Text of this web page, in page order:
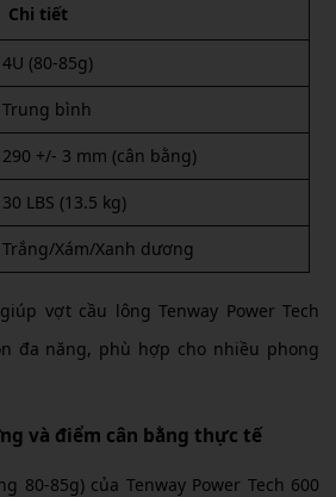
Chi tiết
4U (80-85g)
Trung bình
290 +/- 3 mm (cân bằng)
30 LBS (13.5 kg)
Trắng/Xám/Xanh dương
vợt cầu lông Tenway Power Tech
đa năng, phù hợp cho nhiều phong
và điểm cân bằng thực tế
80-85g) của Tenway Power Tech 600